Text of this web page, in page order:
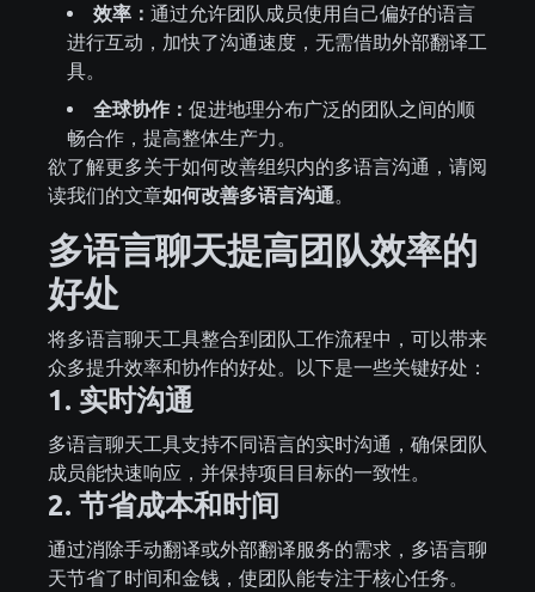
效率： 通过允许团队成员使用自己偏好的语言
进行互动，加快了沟通速度，无需借助外部翻译工
具。
全球协作： 促进地理分布广泛的团队之间的顺
畅合作，提高整体生产力。
欲了解更多关于如何改善组织内的多语言沟通，请阅
读我们的文章如何改善多语言沟通
多语言聊天提高团队效率的
好处
将多语言聊天工具整合到团队工作流程中，可以带来
众多提升效率和协作的好处。以下是一些关键好处：
1. 实时沟通
多语言聊天工具支持不同语言的实时沟通，确保团队
成员能快速响应，并保持项目目标的一致性。
2. 节省成本和时间
通过消除手动翻译或外部翻译服务的需求，多语言聊
天节省了时间和金钱，使团队能专注于核心任务。